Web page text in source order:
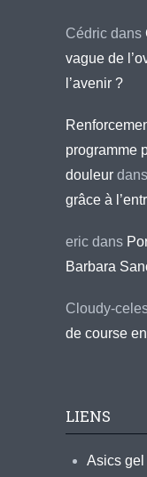
Cédric dans
vague de
l’avenir ?
programme
douleur dans
grâce à
eric dans
Barbara
Cloudy-
de course
LIENS
Asics